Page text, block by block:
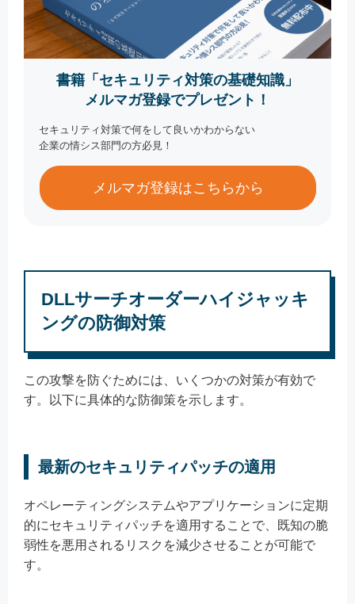
書籍「セキュリティ対策の基礎知識」
メルマガ登録でプレゼント！
セキュリティ対策で何をして良いかわからない
企業の情シス部門の方必見！
メルマガ登録はこちらから
DLLサーチオーダーハイジャッキ
ングの防御対策
この攻撃を防ぐためには、いくつかの対策が有効で
す。以下に具体的な防御策を示します。
最新のセキュリティパッチの適用
オペレーティングシステムやアプリケーションに定期
的にセキュリティパッチを適用することで、既知の脆
弱性を悪用されるリスクを減少させることが可能で
す。